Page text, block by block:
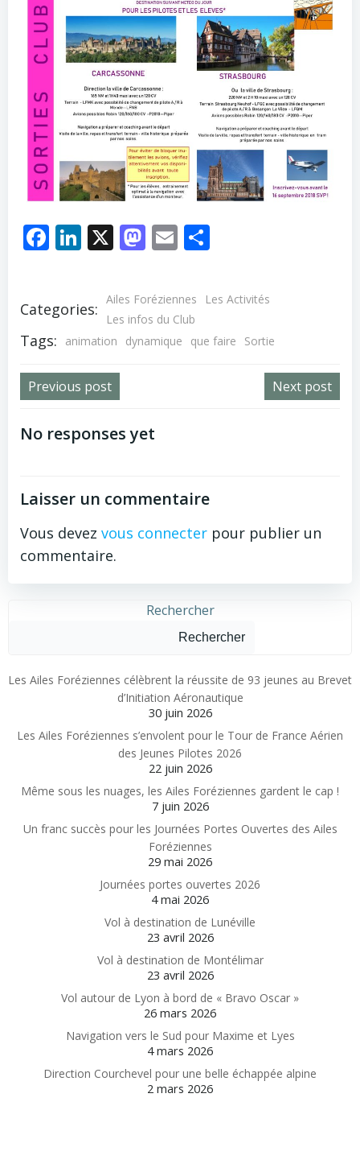
Facebook
LinkedIn
X Mastodon
Email
Categories:
Ailes Foréziennes
Les Activités
Les infos du Club
Tags: animation dynamique que faire Sortie
Post
navigation
Previous post Next post
No responses yet
Laisser un commentaire
Vous devez vous connecter pour publier un
commentaire.
Rechercher
Rechercher
Les Ailes Foréziennes célèbrent la réussite de 93 jeunes au Brevet
d’Initiation Aéronautique
30 juin 2026
Les Ailes Foréziennes s’envolent pour le Tour de France Aérien
des Jeunes Pilotes 2026
22 juin 2026
Même sous les nuages, les Ailes Foréziennes gardent le cap !
7 juin 2026
Un franc succès pour les Journées Portes Ouvertes des Ailes
Foréziennes
29 mai 2026
Journées portes ouvertes 2026
4 mai 2026
Vol à destination de Lunéville
23 avril 2026
Vol à destination de Montélimar
23 avril 2026
Vol autour de Lyon à bord de « Bravo Oscar »
26 mars 2026
Navigation vers le Sud pour Maxime et Lyes
4 mars 2026
Direction Courchevel pour une belle échappée alpine
2 mars 2026